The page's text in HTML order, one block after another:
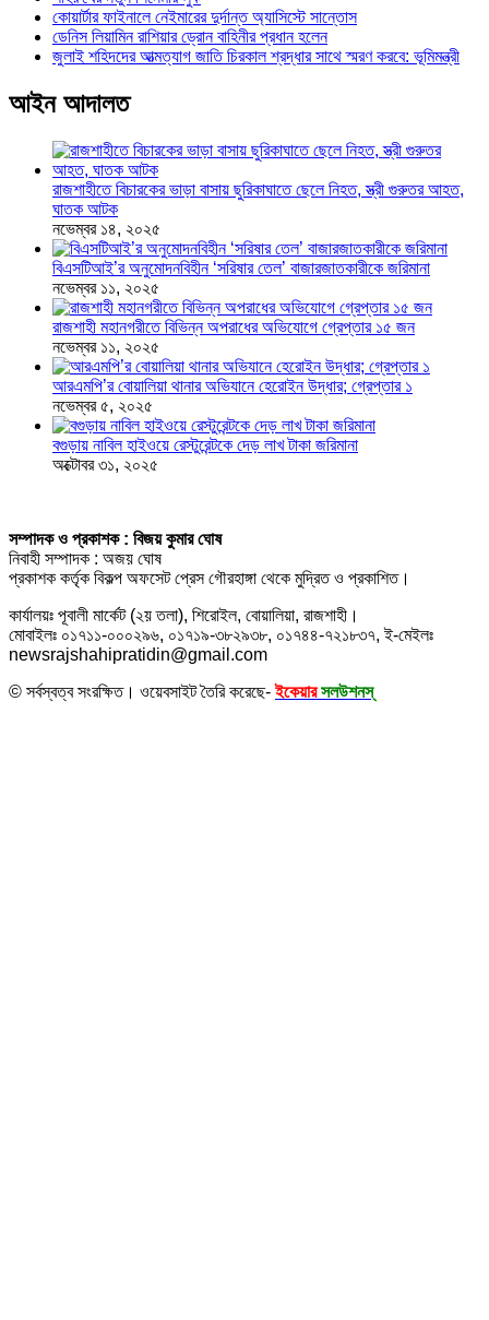
কোয়ার্টার ফাইনালে নেইমারের দুর্দান্ত অ্যাসিস্টে সান্তোস
ডেনিস লিয়ামিন রাশিয়ার ড্রোন বাহিনীর প্রধান হলেন
জুলাই শহিদদের আত্মত্যাগ জাতি চিরকাল শ্রদ্ধার সাথে স্মরণ করবে: ভূমিমন্ত্রী
আইন আদালত
রাজশাহীতে বিচারকের ভাড়া বাসায় ছুরিকাঘাতে ছেলে নিহত, স্ত্রী গুরুতর আহত,
ঘাতক আটক
নভেম্বর ১৪, ২০২৫
বিএসটিআই’র অনুমোদনবিহীন ‘সরিষার তেল’ বাজারজাতকারীকে জরিমানা
নভেম্বর ১১, ২০২৫
রাজশাহী মহানগরীতে বিভিন্ন অপরাধের অভিযোগে গ্রেপ্তার ১৫ জন
নভেম্বর ১১, ২০২৫
আরএমপি’র বোয়ালিয়া থানার অভিযানে হেরোইন উদ্ধার; গ্রেপ্তার ১
নভেম্বর ৫, ২০২৫
বগুড়ায় নাবিল হাইওয়ে রেস্টুরেন্টকে দেড় লাখ টাকা জরিমানা
অক্টোবর ৩১, ২০২৫
সম্পাদক ও প্রকাশক : বিজয় কুমার ঘোষ
নিবাহী সম্পাদক : অজয় ঘোষ
প্রকাশক কর্তৃক বিকল্প অফসেট প্রেস গৌরহাঙ্গা থেকে মুদ্রিত ও প্রকাশিত।
কার্যালয়ঃ পূবালী মার্কেট (২য় তলা), শিরোইল, বোয়ালিয়া, রাজশাহী।
মোবাইলঃ ০১৭১১-০০০২৯৬, ০১৭১৯-৩৮২৯৩৮, ০১৭৪৪-৭২১৮৩৭, ই-মেইলঃ
newsrajshahipratidin@gmail.com
© সর্বস্বত্ব সংরক্ষিত। ওয়েবসাইট তৈরি করেছে-ইকেয়ার সলউশনস্